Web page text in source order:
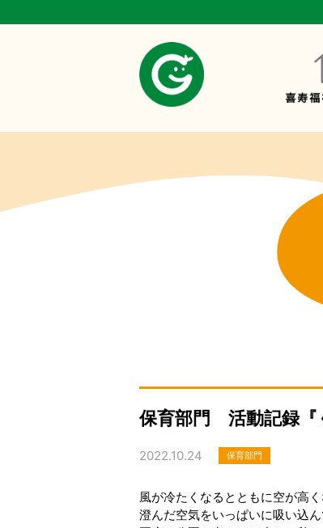
保育部門 活動記録『
2022.10.24 保育部門
風が冷たくなるとともに空が高
澄んだ空気をいっぱいに吸い込